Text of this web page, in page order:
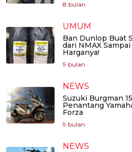
8 bulan
UMUM
Ban Dunlop Buat
dari NMAX
Harganya!
9 bulan
NEWS
Suzuki Burgman
Penantang
Forza
9 bulan
NEWS